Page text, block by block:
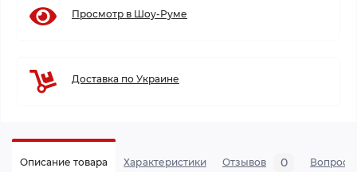
Просмотр в Шоу-Руме
Доставка по Украине
Описание товара Характеристики Отзывов 0 Вопросы